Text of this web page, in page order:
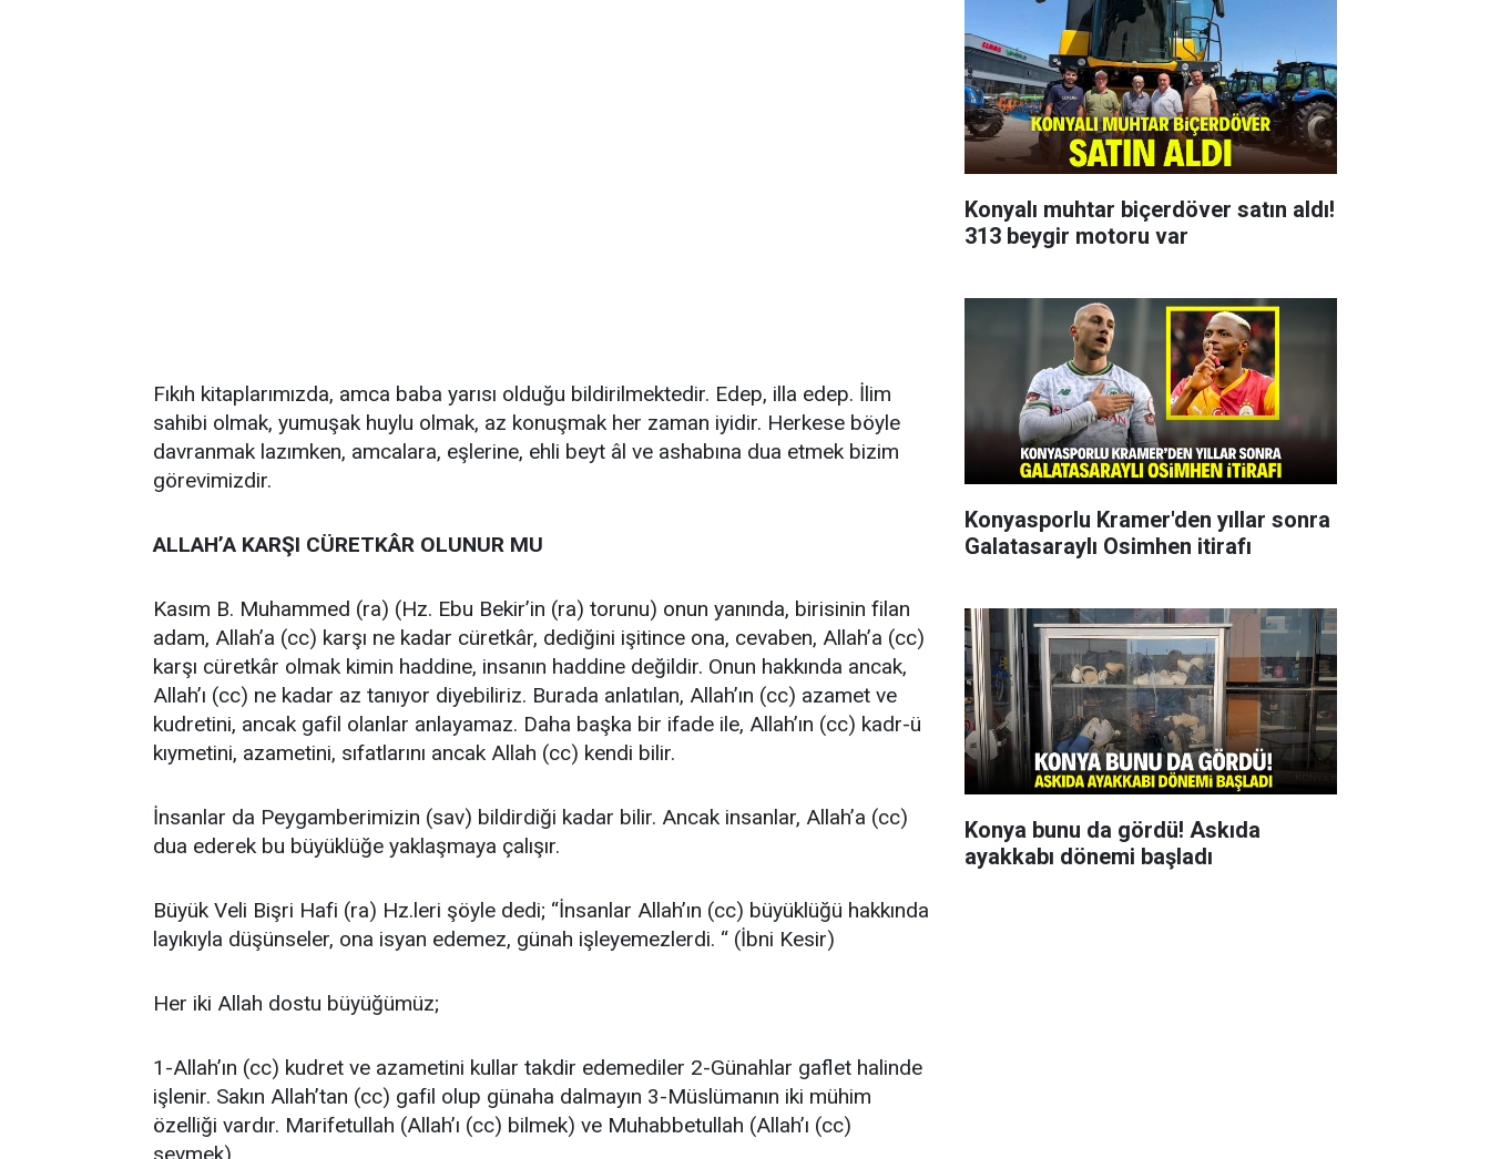
Fıkıh kitaplarımızda, amca baba yarısı olduğu bildirilmektedir. Edep, illa edep. İlim
sahibi olmak, yumuşak huylu olmak, az konuşmak her zaman iyidir. Herkese böyle
davranmak lazımken, amcalara, eşlerine, ehli beyt âl ve ashabına dua etmek bizim
görevimizdir.
ALLAH’A KARŞI CÜRETKÂR OLUNUR MU
Kasım B. Muhammed (ra) (Hz. Ebu Bekir’in (ra) torunu) onun yanında, birisinin filan
adam, Allah’a (cc) karşı ne kadar cüretkâr, dediğini işitince ona, cevaben, Allah’a (cc)
karşı cüretkâr olmak kimin haddine, insanın haddine değildir. Onun hakkında ancak,
Allah’ı (cc) ne kadar az tanıyor diyebiliriz. Burada anlatılan, Allah’ın (cc) azamet ve
kudretini, ancak gafil olanlar anlayamaz. Daha başka bir ifade ile, Allah’ın (cc) kadr-ü
kıymetini, azametini, sıfatlarını ancak Allah (cc) kendi bilir.
İnsanlar da Peygamberimizin (sav) bildirdiği kadar bilir. Ancak insanlar, Allah’a (cc)
dua ederek bu büyüklüğe yaklaşmaya çalışır.
Büyük Veli Bişri Hafi (ra) Hz.leri şöyle dedi; “İnsanlar Allah’ın (cc) büyüklüğü hakkında
layıkıyla düşünseler, ona isyan edemez, günah işleyemezlerdi. “ (İbni Kesir)
Her iki Allah dostu büyüğümüz;
1-Allah’ın (cc) kudret ve azametini kullar takdir edemediler 2-Günahlar gaflet halinde
işlenir. Sakın Allah’tan (cc) gafil olup günaha dalmayın 3-Müslümanın iki mühim
özelliği vardır. Marifetullah (Allah’ı (cc) bilmek) ve Muhabbetullah (Allah’ı (cc)
Konyalı muhtar biçerdöver satın aldı!
313 beygir motoru var
Konyasporlu Kramer'den yıllar sonra
Galatasaraylı Osimhen itirafı
Konya bunu da gördü! Askıda
ayakkabı dönemi başladı